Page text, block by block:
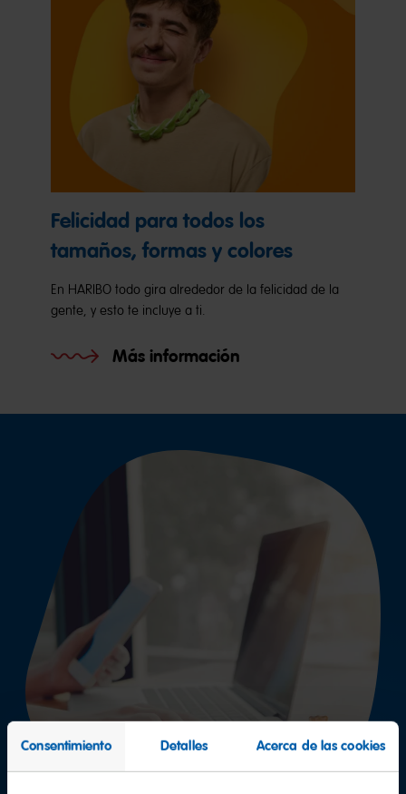
Consentimiento Detalles Acerca de las cookies
Felicidad para todos los
tamaños, formas y colores
En HARIBO todo gira alrededor de la felicidad de la
gente, y esto te incluye a ti.
Más información